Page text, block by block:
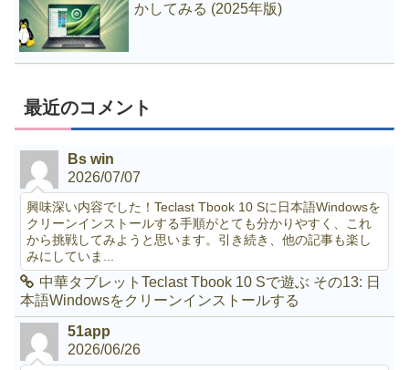
かしてみる (2025年版)
最近のコメント
Bs win
2026/07/07
興味深い内容でした！Teclast Tbook 10 Sに日本語Windowsを
クリーンインストールする手順がとても分かりやすく、これ
から挑戦してみようと思います。引き続き、他の記事も楽し
みにしていま...
中華タブレットTeclast Tbook 10 Sで遊ぶ その13: 日
本語Windowsをクリーンインストールする
51app
2026/06/26